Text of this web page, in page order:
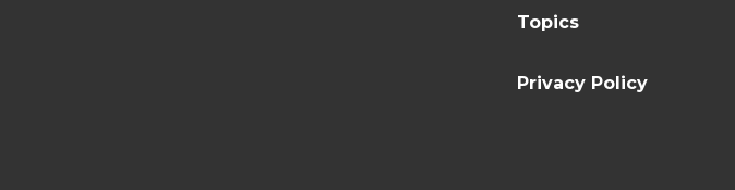
Topics
Privacy Policy